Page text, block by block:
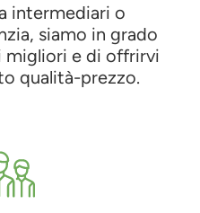
intermediari o
siamo in grado
migliori e di offrirvi
qualità-prezzo.